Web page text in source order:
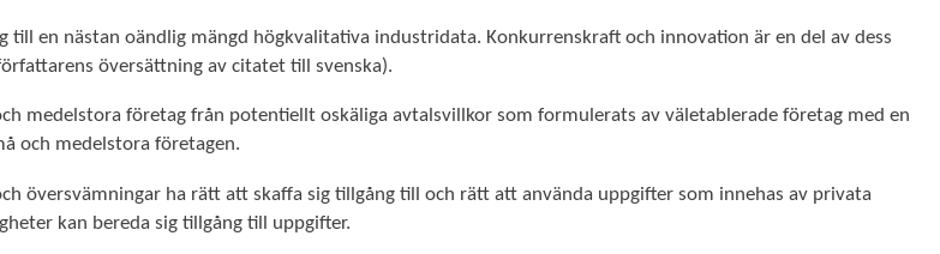
en nästan oändlig mängd högkvalitativa industridata. Konkurrenskraft och innovation är en del av dess
översättning av citatet till svenska).
medelstora företag från potentiellt oskäliga avtalsvillkor som formulerats av väletablerade företag med en
och medelstora företagen.
översvämningar ha rätt att skaffa sig tillgång till och rätt att använda uppgifter som innehas av privata
kan bereda sig tillgång till uppgifter.